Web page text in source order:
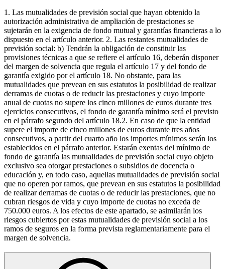
1. Las mutualidades de previsión social que hayan obtenido la
autorización administrativa de ampliación de prestaciones se
sujetarán en la exigencia de fondo mutual y garantías financieras a lo
dispuesto en el artículo anterior. 2. Las restantes mutualidades de
previsión social: b) Tendrán la obligación de constituir las
provisiones técnicas a que se refiere el artículo 16, deberán disponer
del margen de solvencia que regula el artículo 17 y del fondo de
garantía exigido por el artículo 18. No obstante, para las
mutualidades que prevean en sus estatutos la posibilidad de realizar
derramas de cuotas o de reducir las prestaciones y cuyo importe
anual de cuotas no supere los cinco millones de euros durante tres
ejercicios consecutivos, el fondo de garantía mínimo será el previsto
en el párrafo segundo del artículo 18.2. En caso de que la entidad
supere el importe de cinco millones de euros durante tres años
consecutivos, a partir del cuarto año los importes mínimos serán los
establecidos en el párrafo anterior. Estarán exentas del mínimo de
fondo de garantía las mutualidades de previsión social cuyo objeto
exclusivo sea otorgar prestaciones o subsidios de docencia o
educación y, en todo caso, aquellas mutualidades de previsión social
que no operen por ramos, que prevean en sus estatutos la posibilidad
de realizar derramas de cuotas o de reducir las prestaciones, que no
cubran riesgos de vida y cuyo importe de cuotas no exceda de
750.000 euros. A los efectos de este apartado, se asimilarán los
riesgos cubiertos por estas mutualidades de previsión social a los
ramos de seguros en la forma prevista reglamentariamente para el
margen de solvencia.